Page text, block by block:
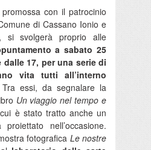
con il patrocinio
di Cassano Ionio e
si svolgerà proprio alle
a sabato 25
dalle 17, per una serie di
vita tutti all’interno
essi, da segnalare la
Un viaggio nel tempo e
è stato tratto anche un
nell’occasione.
fotografica Le nostre